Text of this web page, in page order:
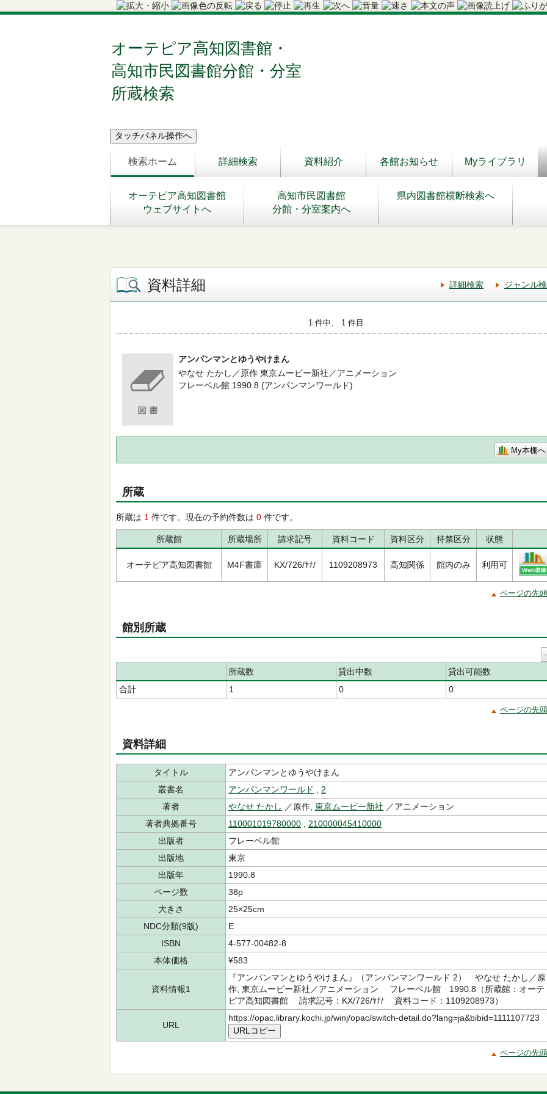
オーテピア高知図書館・
高知市民図書館分館・分室
所蔵検索
検索ホーム 詳細検索 資料紹介 各館お知らせ Myライブラリ
オーテピア高知図書館
ウェブサイトへ
高知市民図書館
分館・分室案内へ
県内図書館横断検索へ
資料詳細 詳細検索 ジャンル
1 件中、 1 件目
アンパンマンとゆうやけまん
やなせ たかし／原作 東京ムービー新社／アニメーション
フレーベル館 1990.8 (アンパンマンワールド)
My本棚へ
所蔵
所蔵は 1 件です。現在の予約件数は 0 件です。
所蔵館 所蔵場所 請求記号 資料コード 資料区分 持禁区分 状態
オーテピア高知図書館 M4F書庫 KX/726/ﾔﾅ/ 1109208973 高知関係 館内のみ 利用可
ページの先
館別所蔵
所蔵数 貸出中数
貸出可能数
合計
1 0 0
ページの先
資料詳細
タイトル
アンパンマンとゆうやけまん
叢書名
アンパンマンワールド
2
著者
やなせ たかし ／原作, 東京ムービー新社 ／アニメーション
著者典拠番号
110001019780000
210000045410000
出版者
フレーベル館
出版地
東京
出版年
1990.8
ページ数
38p
大きさ
25×25cm
NDC分類(9版)
E
ISBN
4-577-00482-8
本体価格
¥583
資料情報1
『アンパンマンとゆうやけまん』（アンパンマンワールド 2） やなせ たかし／原
作, 東京ムービー新社／アニメーション フレーベル館 1990.8（所蔵館：オーテ
ピア高知図書館 請求記号：KX/726/ﾔﾅ/ 資料コード：1109208973）
URL
https://opac.library.kochi.jp/winj/opac/switch-detail.do?lang=ja&bibid=1111107723
URLコピー
ページの先